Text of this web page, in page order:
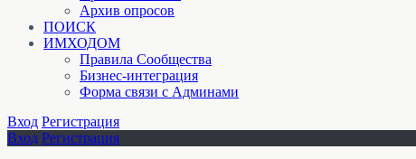
Архив опросов
ПОИСК
ИМХОДОМ
Правила Сообщества
Бизнес-интеграция
Форма связи с Админами
Вход Регистрация
Вход Регистрация